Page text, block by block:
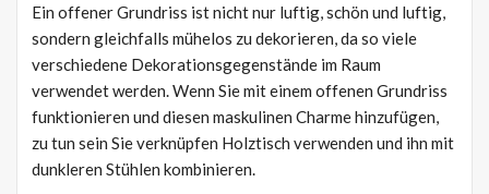
Ein offener Grundriss ist nicht nur luftig, schön und luftig,
sondern gleichfalls mühelos zu dekorieren, da so viele
verschiedene Dekorationsgegenstände im Raum
verwendet werden. Wenn Sie mit einem offenen Grundriss
funktionieren und diesen maskulinen Charme hinzufügen,
zu tun sein Sie verknüpfen Holztisch verwenden und ihn mit
dunkleren Stühlen kombinieren.